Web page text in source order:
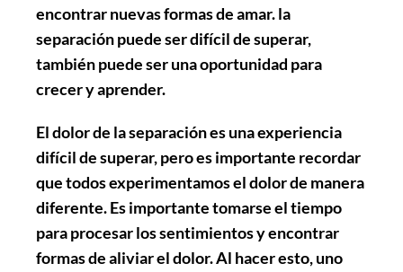
encontrar nuevas formas de amar. la
separación puede ser difícil de superar,
también puede ser una oportunidad para
crecer y aprender.
El dolor de la separación es una experiencia
difícil de superar, pero es importante recordar
que todos experimentamos el dolor de manera
diferente. Es importante tomarse el tiempo
para procesar los sentimientos y encontrar
formas de aliviar el dolor. Al hacer esto, uno